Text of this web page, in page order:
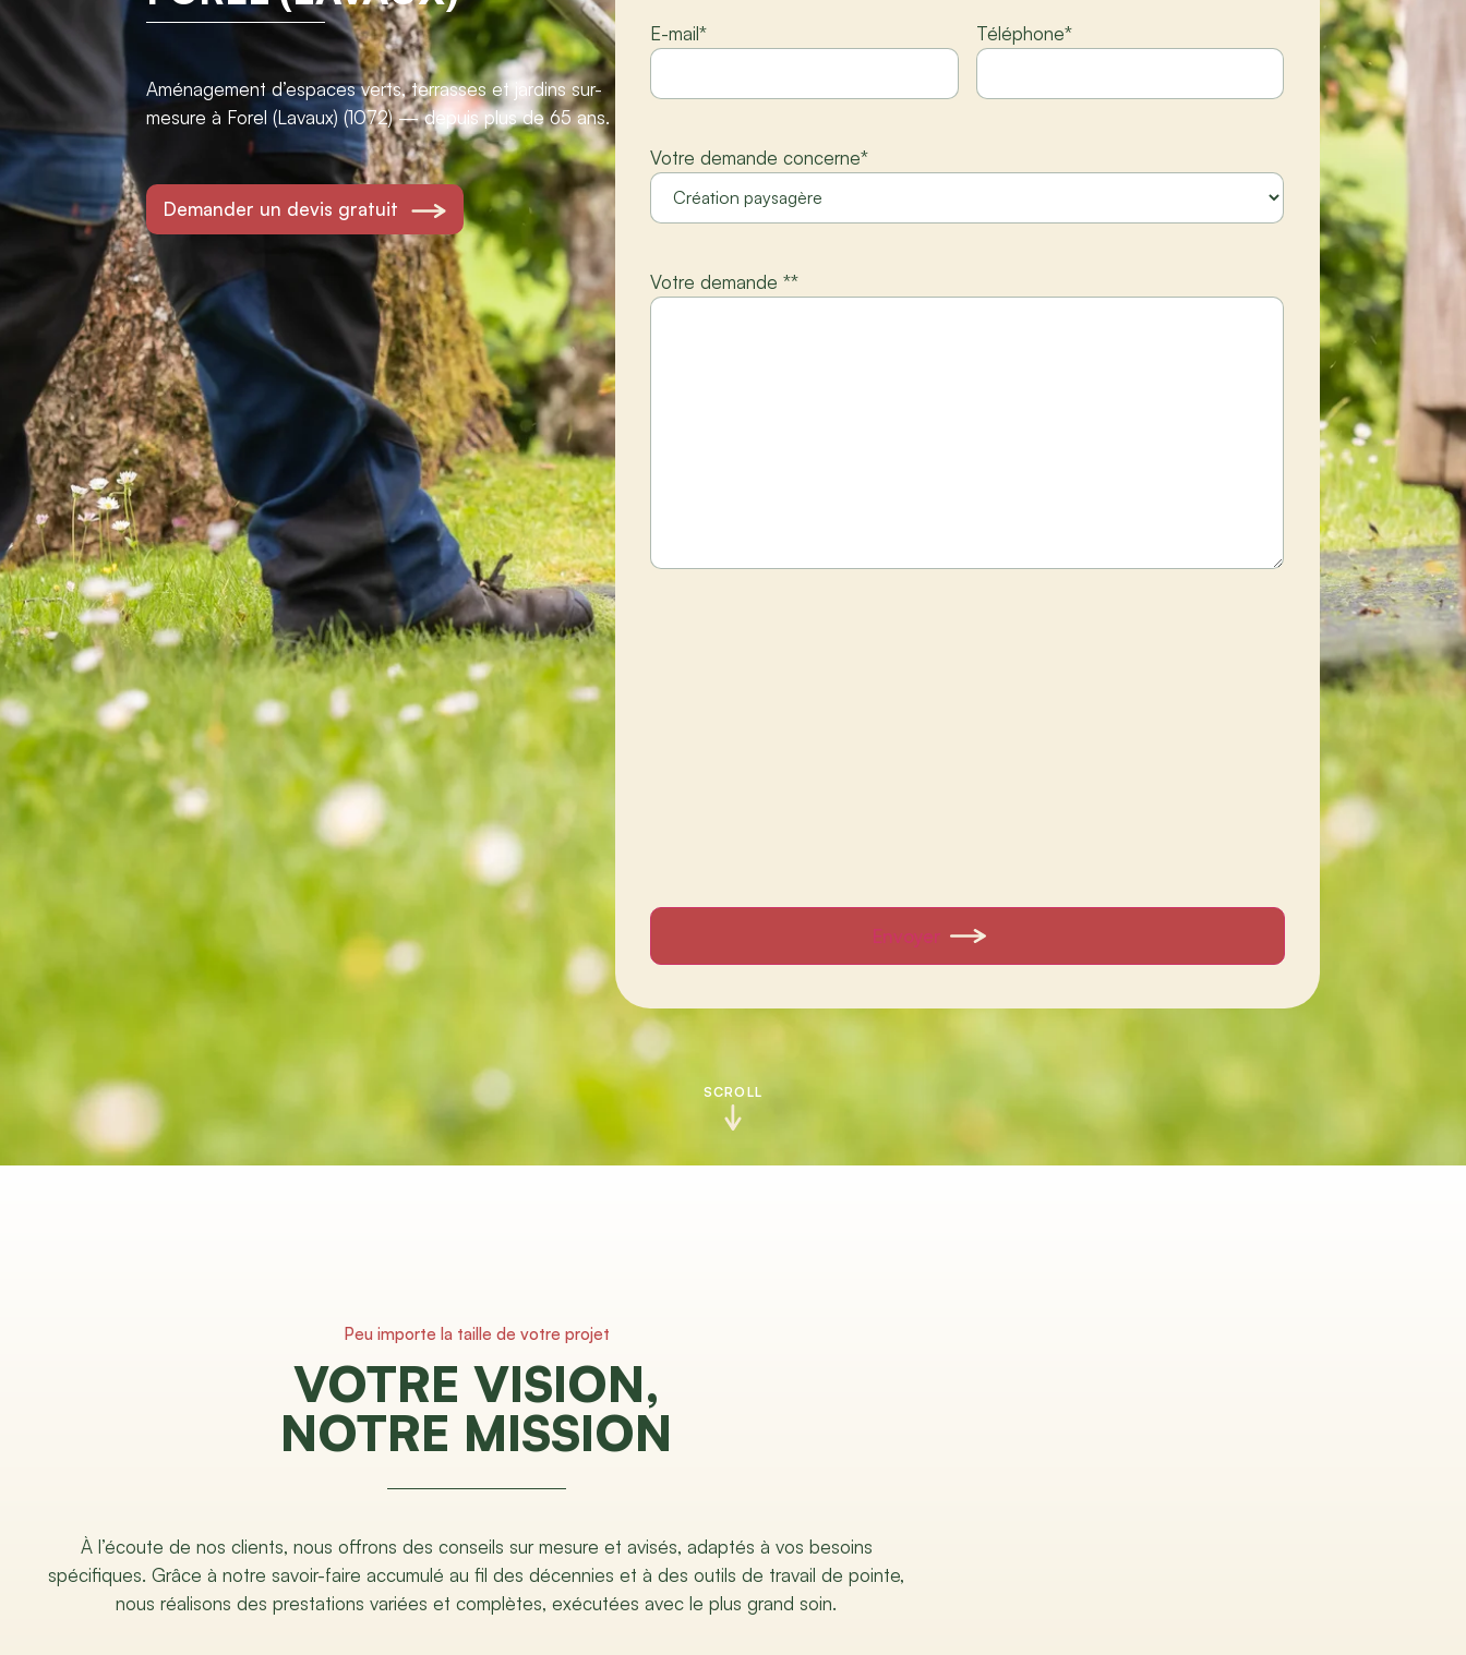
Aménagement d’espaces verts, terrasses et jardins sur-
mesure à Forel (Lavaux) (1072) — depuis plus de 65 ans.
Demander un devis gratuit
E-mail* Téléphone*
Votre demande concerne*
Votre demande **
Envoyer
SCROLL
Peu importe la taille de votre projet
VOTRE VISION,
NOTRE MISSION
À l’écoute de nos clients, nous offrons des conseils sur mesure et avisés, adaptés à vos besoins
spécifiques. Grâce à notre savoir-faire accumulé au fil des décennies et à des outils de travail de pointe,
nous réalisons des prestations variées et complètes, exécutées avec le plus grand soin.